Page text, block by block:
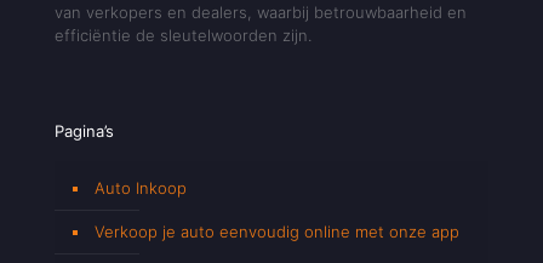
van verkopers en dealers, waarbij betrouwbaarheid en
efficiëntie de sleutelwoorden zijn.
Pagina’s
Auto Inkoop
Verkoop je auto eenvoudig online met onze app